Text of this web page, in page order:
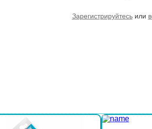
Зарегистрируйтесьили